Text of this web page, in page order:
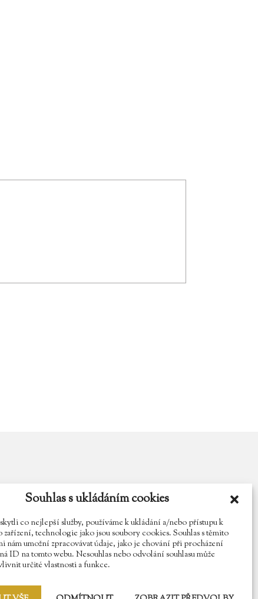
Souhlas s ukládáním cookies
co nejlepší služby, používáme k ukládání a/nebo přístupu k
technologie jako jsou soubory cookies. Souhlas s těmito
nám umožní zpracovávat údaje, jako je chování při procházení
ID na tomto webu. Nesouhlas nebo odvolání souhlasu může
určité vlastnosti a funkce.
Najdete nás na Facebooku
Sledujte náš Instagram